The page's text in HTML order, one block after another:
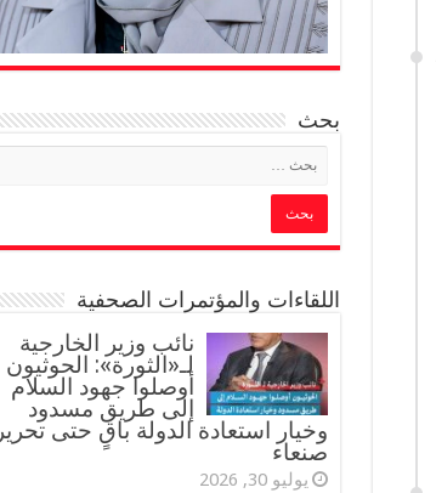
بحث
اللقاءات والمؤتمرات الصحفية
‏نائب وزير الخارجية
لـ«الثورة»: الحوثيون
أوصلوا جهود السلام
إلى طريق مسدود
وخيار استعادة الدولة باقٍ حتى تحرير
صنعاء
يوليو 30, 2026